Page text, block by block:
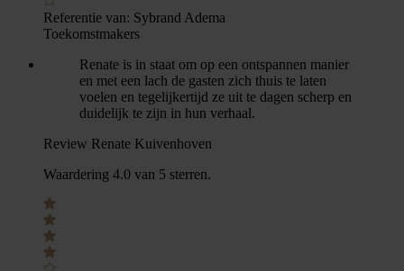
Referentie van: Sybrand Adema
Toekomstmakers
Renate is in staat om op een ontspannen manier
en met een lach de gasten zich thuis te laten
voelen en tegelijkertijd ze uit te dagen scherp en
duidelijk te zijn in hun verhaal.
Review Renate Kuivenhoven
Waardering 4.0 van 5 sterren.